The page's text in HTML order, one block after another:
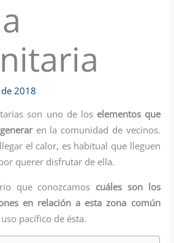
2018
son uno de los elementos que
en la comunidad de vecinos.
el calor, es habitual que lleguen
querer disfrutar de ella.
que conozcamos cuáles son los
en relación a esta zona común
pacífico de ésta.